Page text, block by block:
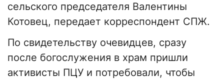
сельского председателя Валентины
Котовец, передает корреспондент СПЖ.
По свидетельству очевидцев, сразу
после богослужения в храм пришли
активисты ПЦУ и потребовали, чтобы